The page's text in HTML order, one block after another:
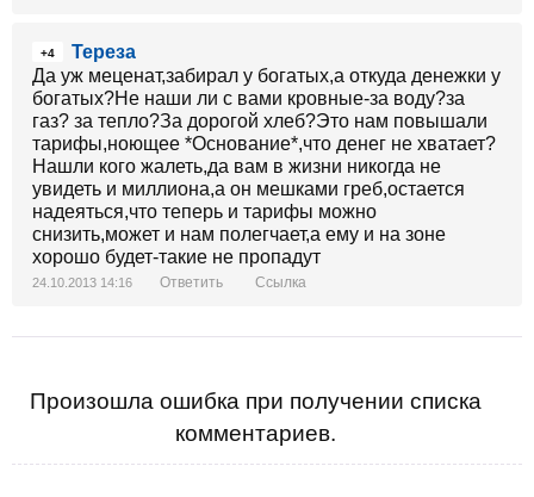
+4
Тереза
Да уж меценат,забирал у богатых,а откуда денежки у
богатых?Не наши ли с вами кровные-за воду?за
газ? за тепло?За дорогой хлеб?Это нам повышали
тарифы,ноющее *Основание*,что денег не хватает?
Нашли кого жалеть,да вам в жизни никогда не
увидеть и миллиона,а он мешками греб,остается
надеяться,что теперь и тарифы можно
снизить,может и нам полегчает,а ему и на зоне
хорошо будет-такие не пропадут
24.10.2013 14:16 Ответить Ссылка
Произошла ошибка при получении списка
комментариев.